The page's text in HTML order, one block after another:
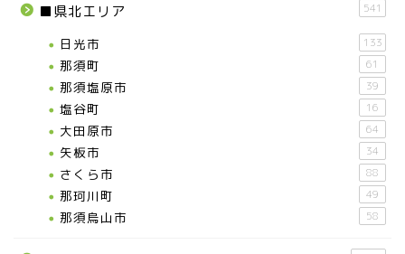
■県北エリア 541
日光市 133
那須町 61
那須塩原市 39
塩谷町 16
大田原市 64
矢板市 34
さくら市 88
那珂川町 49
那須烏山市 58